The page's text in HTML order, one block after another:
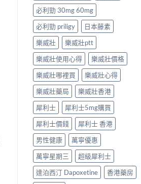
必利勁 30mg 60mg
必利勁 priligy
日本藤素
樂威壯
樂威壯ptt
樂威壯使用心得
樂威壯價格
樂威壯哪裡買
樂威壯心得
樂威壯藥局
樂威壯香港
犀利士
犀利士5mg購買
犀利士價錢
犀利士 香港
男性健康
萬寧優惠
萬寧星期三
超級犀利士
達泊西汀 Dapoxetine
香港藥房